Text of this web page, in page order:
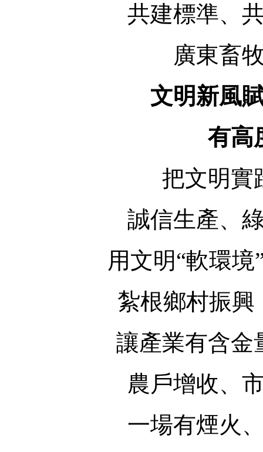
共建標準、
廣東畜
文明新風
有高
把文明實
誠信生產、
用文明“軟環境
紮根鄉村振興
讓產業有含金
農戶增收、
一場有煙火